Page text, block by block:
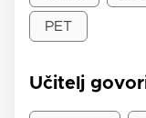
PET
Učitelj